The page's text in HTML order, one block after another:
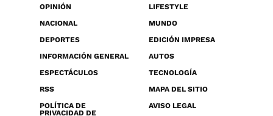
OPINIÓN
LIFESTYLE
NACIONAL
MUNDO
DEPORTES
EDICIÓN IMPRESA
INFORMACIÓN GENERAL
AUTOS
ESPECTÁCULOS
TECNOLOGÍA
RSS
MAPA DEL SITIO
POLÍTICA DE
PRIVACIDAD DE
AVISO LEGAL